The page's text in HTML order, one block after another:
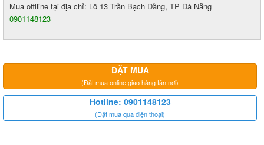
Mua offliine tại địa chỉ: Lô 13 Trần Bạch Đằng, TP Đà Nẵng
0901148123
ĐẶT MUA
(Đặt mua online giao hàng tận nơi)
Hotline: 0901148123
(Đặt mua qua điện thoại)